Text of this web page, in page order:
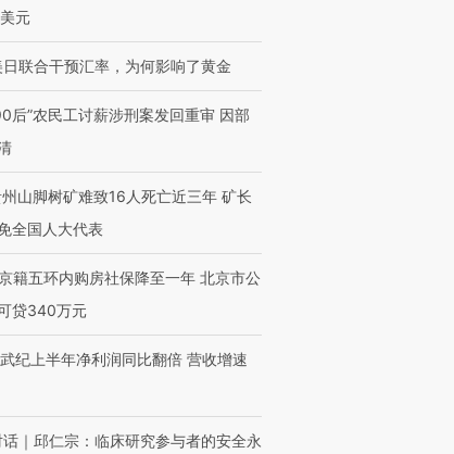
链博
接产
有意思的生活方式·第三对
住三大增长引擎是什么？
元
日联合干预汇率，为何影响了黄金
后”农民工讨薪涉刑案发回重审 因部
山脚树矿难致16人死亡近三年 矿长
全国人大代表
籍五环内购房社保降至一年 北京市公
贷340万元
纪上半年净利润同比翻倍 营收增速
话｜邱仁宗：临床研究参与者的安全永